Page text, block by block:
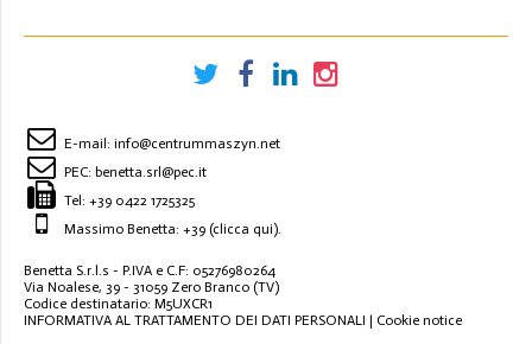
E-mail: info@centrummaszyn.net
PEC: benetta.srl@pec.it
Tel: +39 0422 1725325
Massimo Benetta: +39 (clicca qui).
Benetta S.r.l.s - P.IVA e C.F: 05276980264
Via Noalese, 39 - 31059 Zero Branco (TV)
Codice destinatario: M5UXCR1
INFORMATIVA AL TRATTAMENTO DEI DATI PERSONALI | Cookie notice